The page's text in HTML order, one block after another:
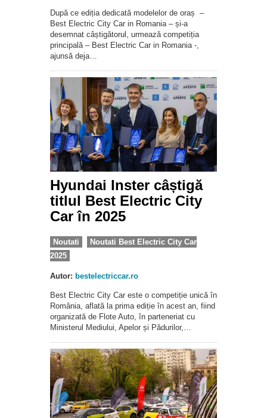
După ce ediția dedicată modelelor de oraș –
Best Electric City Car in Romania – și-a
desemnat câștigătorul, urmează competiția
principală – Best Electric Car in Romania -,
ajunsă deja…
Hyundai Inster câștigă
titlul Best Electric City
Car în 2025
Noutati
Noutati Best Electric City Car
2025
Autor: bestelectriccar.ro
Best Electric City Car este o competiție unică în
România, aflată la prima ediție în acest an, fiind
organizată de Flote Auto, în parteneriat cu
Ministerul Mediului, Apelor și Pădurilor,…